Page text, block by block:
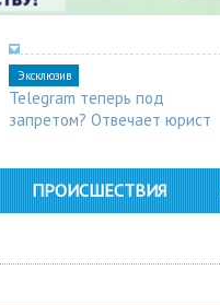
Эксклюзив
Telegram теперь под
запретом? Отвечает юрист
ПРОИСШЕСТВИЯ